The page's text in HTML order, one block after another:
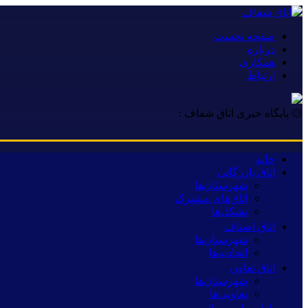
صفحه نخست
درباره
همکاری
ارتباط
۞ پایگاه خبری اتاق شفاف :
خانه
اتاق بازرگانی
شهرستان‌ها
اتاق‌های مشترک
تشکل‌ها
اتاق اصناف
شهرستان‌ها
اتحادیه‌ها
اتاق تعاون
شهرستان‌ها
تعاونی‌ها